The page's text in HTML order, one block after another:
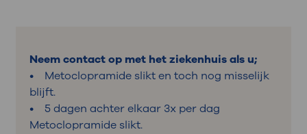
Neem contact op met het ziekenhuis als u;
• Metoclopramide slikt en toch nog misselijk
blijft.
• 5 dagen achter elkaar 3x per dag
Metoclopramide slikt.